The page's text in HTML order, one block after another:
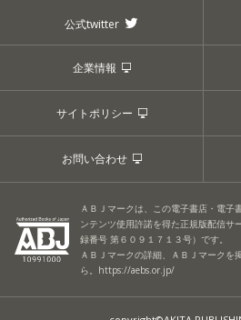
公式twitter
企業情報
サイトポリシー
お問い合わせ
ＡＢＪマークは、この電子書店・電子
ンテンツ使用許諾を得た正規版配信サ
録番号 第６０９１７１３号）です。
ＡＢＪマークの詳細、ＡＢＪマークを
ら。 https://aebs.or.jp/